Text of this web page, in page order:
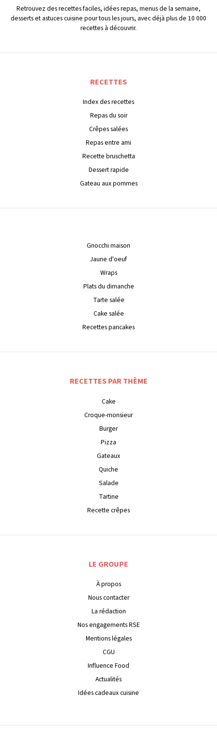
Retrouvez des recettes faciles, idées repas, menus de la semaine,
desserts et astuces cuisine pour tous les jours, avec déjà plus de 10 000
recettes à découvrir.
RECETTES
Index des recettes
Repas du soir
Crêpes salées
Repas entre ami
Recette bruschetta
Dessert rapide
Gateau aux pommes
Gnocchi maison
Jaune d'oeuf
Wraps
Plats du dimanche
Tarte salée
Cake salée
Recettes pancakes
RECETTES PAR THÈME
Cake
Croque-monsieur
Burger
Pizza
Gateaux
Quiche
Salade
Tartine
Recette crêpes
LE GROUPE
À propos
Nous contacter
La rédaction
Nos engagements RSE
Mentions légales
CGU
Influence Food
Actualités
Idées cadeaux cuisine